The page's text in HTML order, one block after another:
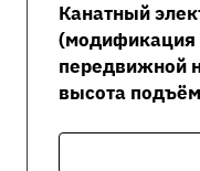
Канатный
(модификация
передвижной
высота